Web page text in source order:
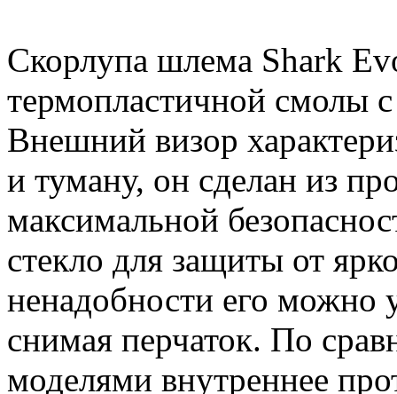
Скорлупа шлема Shark
термопластичной смолы
Внешний визор
и туману, он сделан из
максимальной
стекло для защиты от
ненадобности его можно
снимая перчаток. По
моделями внутреннее